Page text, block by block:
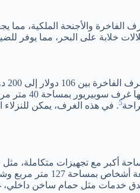
الفاخرة والأجنحة الملكية، مما
خلابة على البحر، مما يوفر
5. في هذه الغرف، يمكن للنزلاء
أكبر مع تجهيزات متكاملة،
خدمات مثل حمام ساخن داخلي،